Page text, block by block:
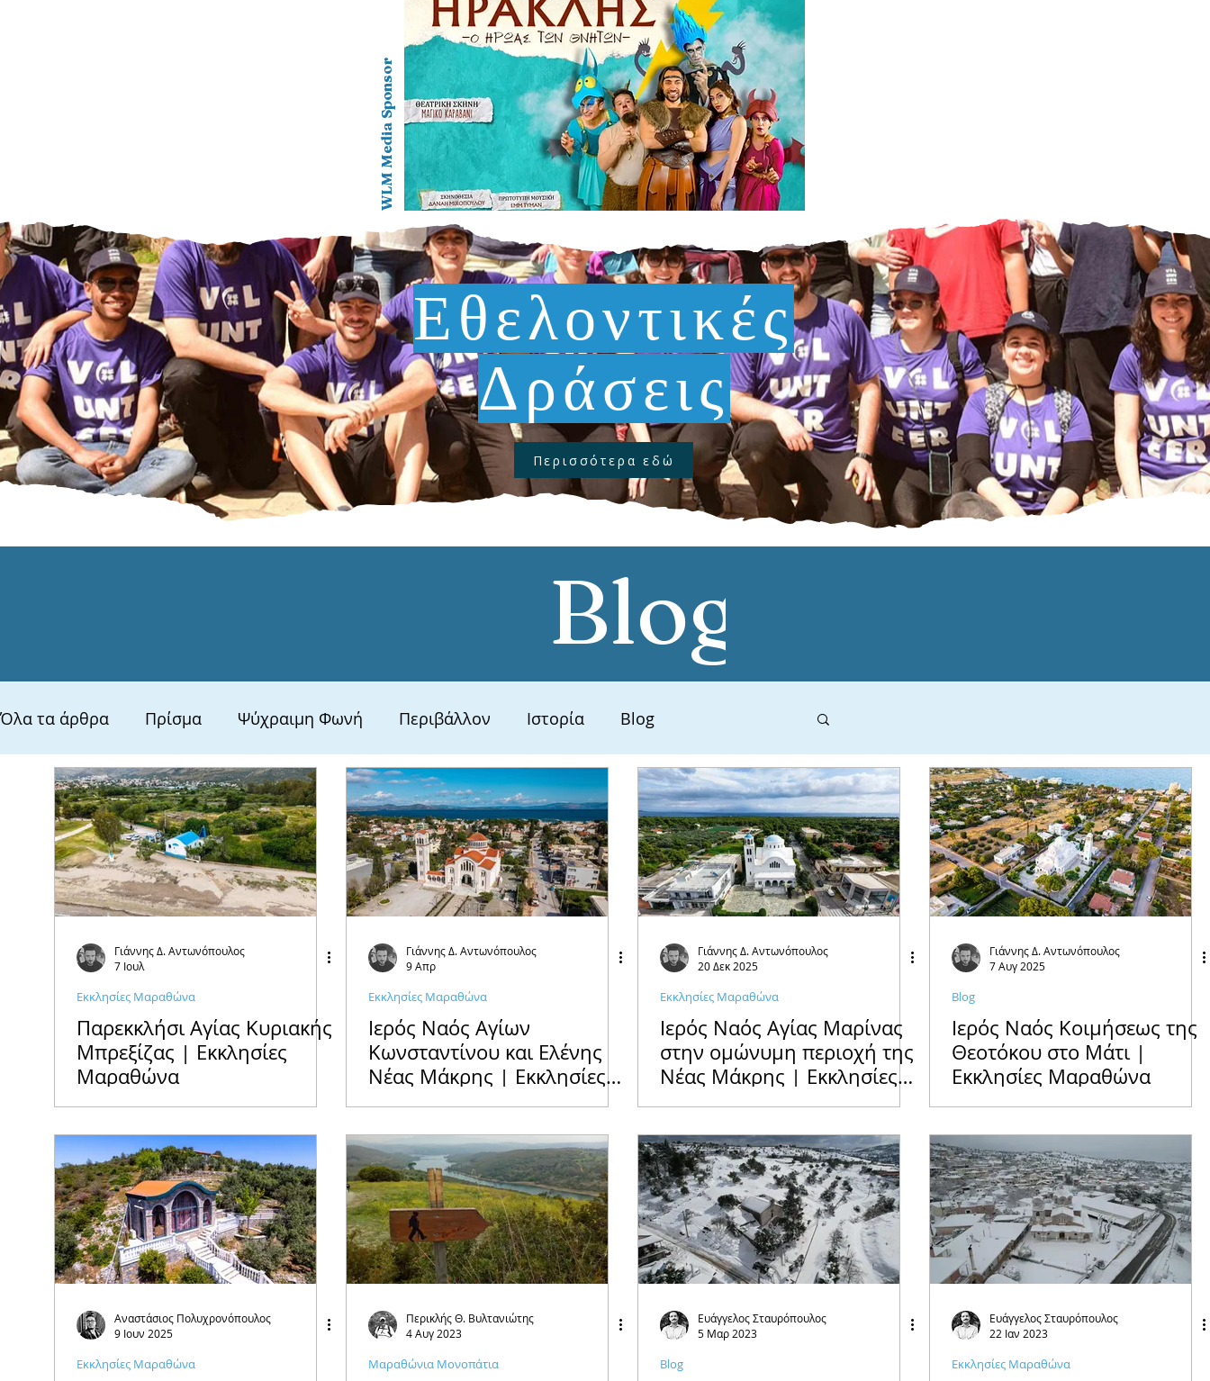
WLM Media Sponsor
Εθελοντικές
Δράσεις
Περισσότερα εδώ
Blog
Όλα τα άρθρα Πρίσμα Ψύχραιμη Φωνή Περιβάλλον Ιστορία Blog
Αρχαίος Μαραθώνας Υγεία & Ευεξία Πολιτισμός Άθληση Μαραθώνιος Δρόμος
Έξοδος Πρόσωπα Αφηγήσεις Νέα / Ειδήσεις Μόδα & Ομορφιά Θέατρο
Μαραθώνια Μονοπάτια
Γιάννης Δ. Αντωνόπουλος
7 Ιουλ
Εκκλησίες Μαραθώνα
Παρεκκλήσι Αγίας Κυριακής
Μπρεξίζας | Εκκλησίες
Μαραθώνα
Γιάννης Δ. Αντωνόπουλος
9 Απρ
Εκκλησίες Μαραθώνα
Ιερός Ναός Αγίων
Κωνσταντίνου και Ελένης
Νέας Μάκρης | Εκκλησίες
Μαραθώνα
Γιάννης Δ. Αντωνόπουλος
20 Δεκ 2025
Εκκλησίες Μαραθώνα
Ιερός Ναός Αγίας Μαρίνας
στην ομώνυμη περιοχή της
Νέας Μάκρης | Εκκλησίες
Μαραθώνα
Γιάννης Δ. Αντωνόπουλος
7 Αυγ 2025
Blog
Ιερός Ναός Κοιμήσεως της
Θεοτόκου στο Μάτι |
Εκκλησίες Μαραθώνα
Αναστάσιος Πολυχρονόπουλος
9 Ιουν 2025
Εκκλησίες Μαραθώνα
Περικλής Θ. Βυλτανιώτης
4 Αυγ 2023
Μαραθώνια Μονοπάτια
Ευάγγελος Σταυρόπουλος
5 Μαρ 2023
Blog
Ευάγγελος Σταυρόπουλος
22 Ιαν 2023
Εκκλησίες Μαραθώνα